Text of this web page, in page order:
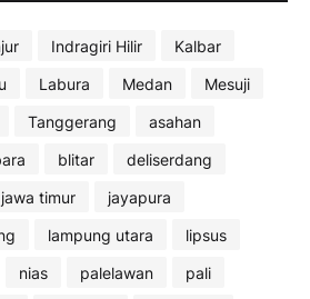
Indragiri Hilir
Kalbar
Labura Medan
Mesuji
Tanggerang
asahan
blitar
deliserdang
jawa timur
jayapura
lampung utara
lipsus
nias palelawan
pali